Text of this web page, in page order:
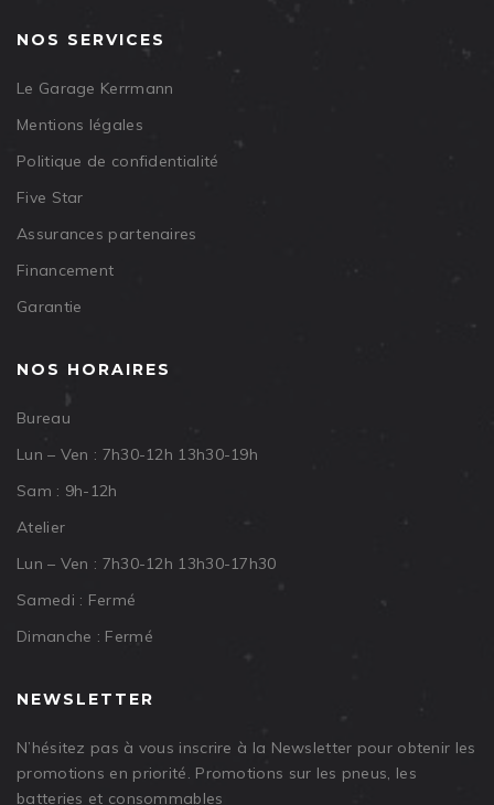
NOS SERVICES
Le Garage Kerrmann
Mentions légales
Politique de confidentialité
Five Star
Assurances partenaires
Financement
Garantie
NOS HORAIRES
Bureau
Lun – Ven : 7h30-12h 13h30-19h
Sam : 9h-12h
Atelier
Lun – Ven : 7h30-12h 13h30-17h30
Samedi : Fermé
Dimanche : Fermé
NEWSLETTER
N’hésitez pas à vous inscrire à la Newsletter pour obtenir les
promotions en priorité. Promotions sur les pneus, les
batteries et consommables